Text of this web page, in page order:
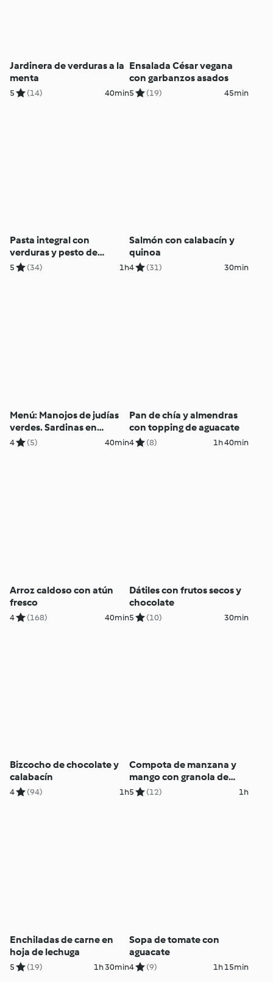
Jardinera de verduras a la
menta
5 (14) 40min
Ensalada César vegana
con garbanzos asados
5 (19) 45min
Pasta integral con
verduras y pesto de
tomate
5 (34) 1h
Salmón con calabacín y
quinoa
4 (31) 30min
Menú: Manojos de judías
verdes. Sardinas en
papillote
4 (5) 40min
Pan de chía y almendras
con topping de aguacate
4 (8) 1h 40min
Arroz caldoso con atún
fresco
4 (168) 40min
Dátiles con frutos secos y
chocolate
5 (10) 30min
Bizcocho de chocolate y
calabacín
4 (94) 1h
Compota de manzana y
mango con granola de
quinoa
5 (12) 1h
Enchiladas de carne en
hoja de lechuga
5 (19) 1h 30min
Sopa de tomate con
aguacate
4 (9) 1h 15min